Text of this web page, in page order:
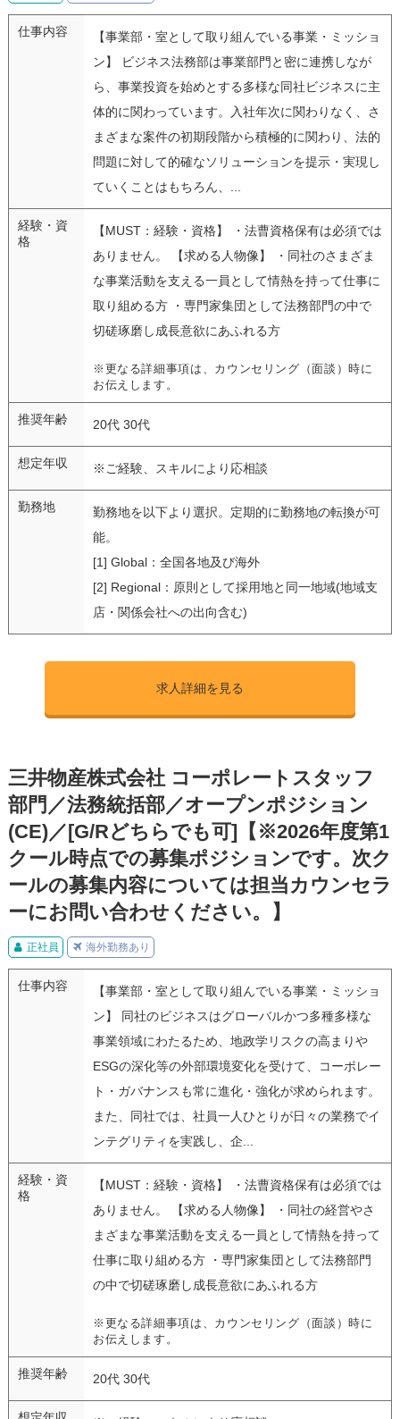
仕事内容
【事業部・室として取り組んでいる事業・ミッショ
ン】 ビジネス法務部は事業部門と密に連携しなが
ら、事業投資を始めとする多様な同社ビジネスに主
体的に関わっています。入社年次に関わりなく、さ
まざまな案件の初期段階から積極的に関わり、法的
問題に対して的確なソリューションを提示・実現し
ていくことはもちろん、...
経験・資
格
【MUST：経験・資格】 ・法曹資格保有は必須では
ありません。 【求める人物像】 ・同社のさまざま
な事業活動を支える一員として情熱を持って仕事に
取り組める方 ・専門家集団として法務部門の中で
切磋琢磨し成長意欲にあふれる方
※更なる詳細事項は、カウンセリング（面談）時に
お伝えします。
推奨年齢 20代 30代
想定年収 ※ご経験、スキルにより応相談
勤務地
勤務地を以下より選択。定期的に勤務地の転換が可
能。
[1] Global：全国各地及び海外
[2] Regional：原則として採用地と同一地域(地域支
店・関係会社への出向含む)
求人詳細を見る
三井物産株式会社 コーポレートスタッフ
部門／法務統括部／オープンポジション
(CE)／[G/Rどちらでも可]【※2026年度第1
クール時点での募集ポジションです。次ク
ールの募集内容については担当カウンセラ
ーにお問い合わせください。】
正社員 海外勤務あり
仕事内容
【事業部・室として取り組んでいる事業・ミッショ
ン】 同社のビジネスはグローバルかつ多種多様な
事業領域にわたるため、地政学リスクの高まりや
ESGの深化等の外部環境変化を受けて、コーポレー
ト・ガバナンスも常に進化・強化が求められます。
また、同社では、社員一人ひとりが日々の業務でイ
ンテグリティを実践し、企...
経験・資
格
【MUST：経験・資格】 ・法曹資格保有は必須では
ありません。 【求める人物像】 ・同社の経営やさ
まざまな事業活動を支える一員として情熱を持って
仕事に取り組める方 ・専門家集団として法務部門
の中で切磋琢磨し成長意欲にあふれる方
※更なる詳細事項は、カウンセリング（面談）時に
お伝えします。
推奨年齢 20代 30代